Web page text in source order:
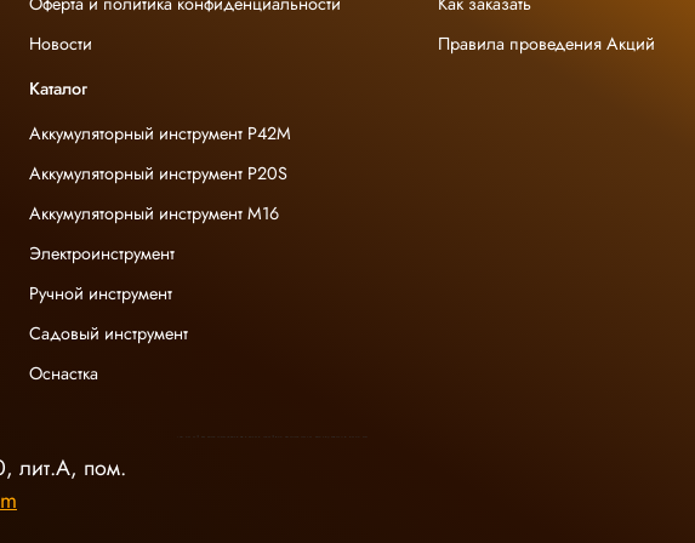
Новости
Правила проведения Акций
Каталог
Аккумуляторный инструмент P42M
Аккумуляторный инструмент P20S
Аккумуляторный инструмент M16
Электроинструмент
Ручной инструмент
Садовый инструмент
Оснастка
лит.А, пом.